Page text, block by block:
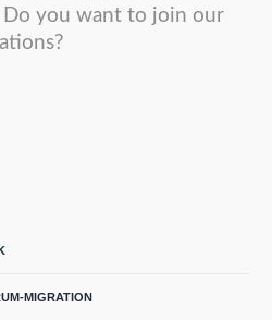
Do you want to join our
MIGRATION